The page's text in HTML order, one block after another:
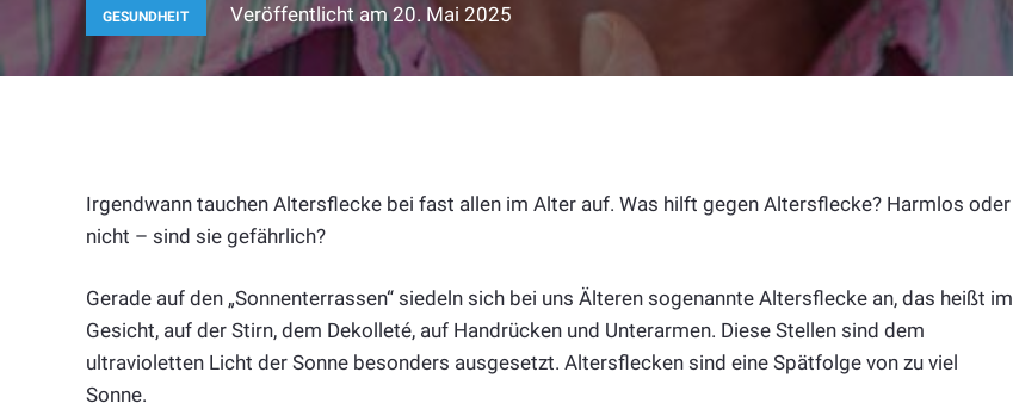
GESUNDHEIT Veröffentlicht am20. Mai 2025
Irgendwann tauchen Altersflecke bei fast allen im Alter auf. Was hilft gegen Altersflecke? Harmlos oder
nicht – sind sie gefährlich?
Gerade auf den „Sonnenterrassen“ siedeln sich bei uns Älteren sogenannte Altersflecke an, das heißt im
Gesicht, auf der Stirn, dem Dekolleté, auf Handrücken und Unterarmen. Diese Stellen sind dem
ultravioletten Licht der Sonne besonders ausgesetzt. Altersflecken sind eine Spätfolge von zu viel
Sonne.